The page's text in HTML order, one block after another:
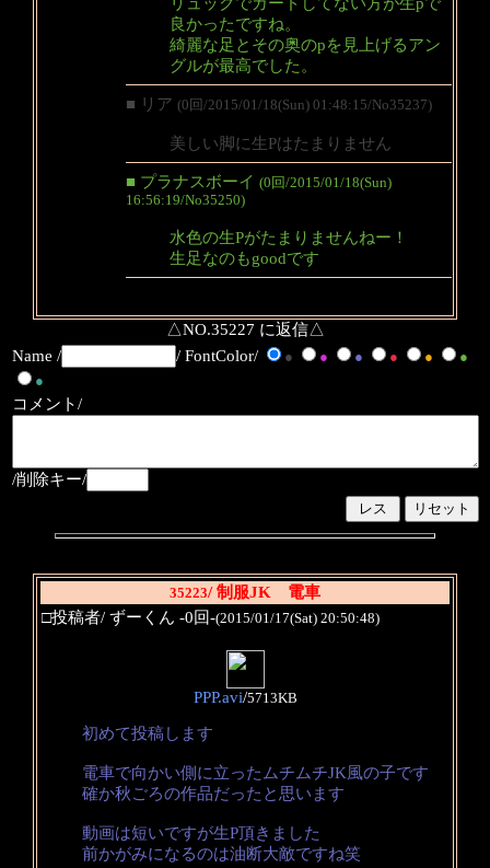
良かったですね。
綺麗な足とその奥のpを見上げるアン
グルが最高でした。
■ リア (0回/2015/01/18(Sun) 01:48:15/No35237)
美しい脚に生Pはたまりません
■ プラナスボーイ (0回/2015/01/18(Sun)
16:56:19/No35250)
水色の生Pがたまりませんねー！
生足なのもgoodです
△NO.35227 に返信△
Name /
/ FontColor/ ● ● ● ● ●
●
●
コメント/
/削除キー/
35223/ 制服JK 電車
□投稿者/ ずーくん -0回-(2015/01/17(Sat) 20:50:48)
PPP.avi/5713KB
初めて投稿します
電車で向かい側に立ったムチムチJK風の子です
確か秋ごろの作品だったと思います
動画は短いですが生P頂きました
前かがみになるのは油断大敵ですね笑